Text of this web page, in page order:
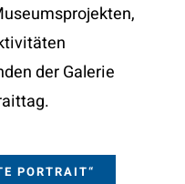
der Galerie
PORTRAIT“